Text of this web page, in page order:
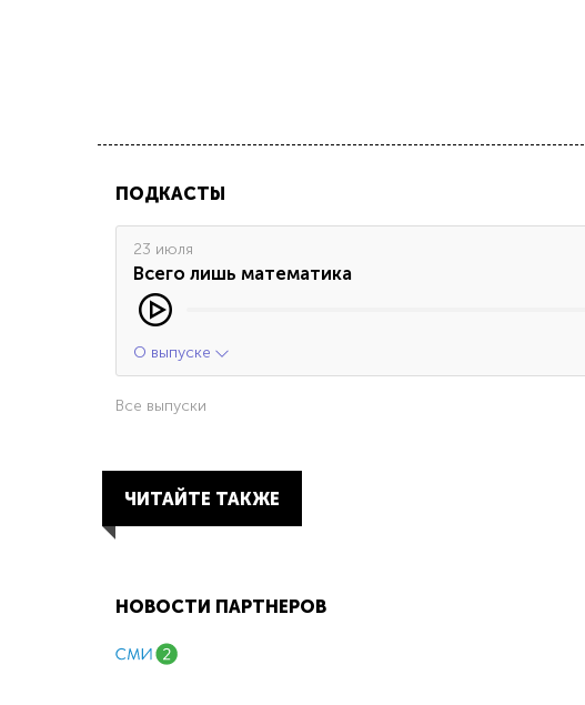
ПОДКАСТЫ
23 июля
Всего лишь математика
О выпуске
Все выпуски
ЧИТАЙТЕ ТАКЖЕ
НОВОСТИ ПАРТНЕРОВ